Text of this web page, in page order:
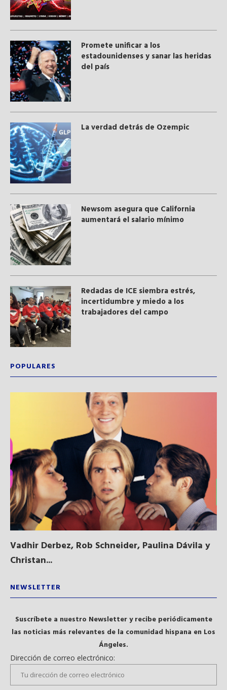
Promete unificar a los
estadounidenses y sanar las heridas
del país
La verdad detrás de Ozempic
Newsom asegura que California
aumentará el salario mínimo
​Redadas de ICE siembra estrés,
incertidumbre y miedo a los
trabajadores del campo
POPULARES
Vadhir Derbez, Rob Schneider, Paulina Dávila y
Christan...
NEWSLETTER
Suscríbete a nuestro Newsletter y recibe periódicamente
las noticias más relevantes de la comunidad hispana en Los
Ángeles.
Dirección de correo electrónico: